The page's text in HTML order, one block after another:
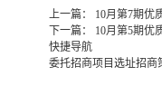
上一篇： 10月第7期优
下一篇： 10月第5期优
快捷导航
委托招商项目选址招商